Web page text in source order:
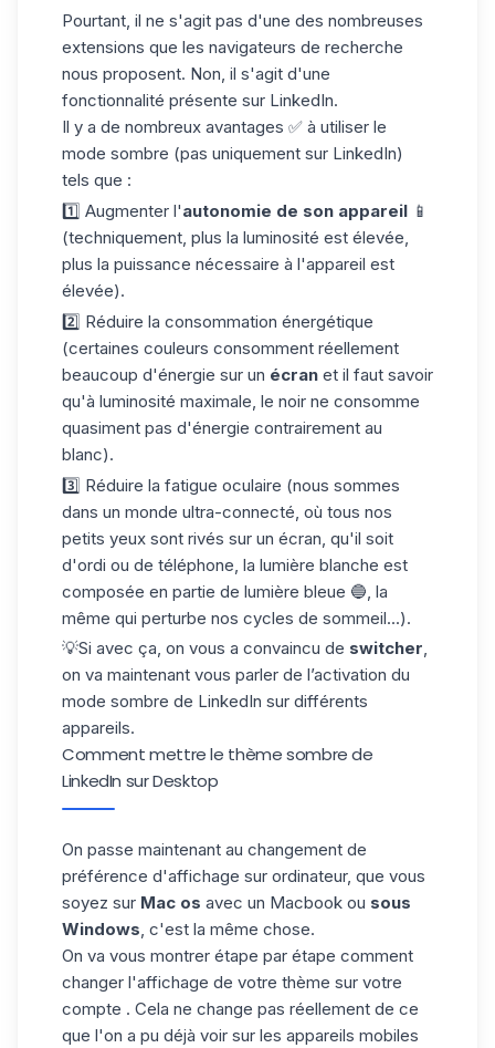
Pourtant, il ne s'agit pas d'une des nombreuses
extensions que les navigateurs de recherche
nous proposent. Non, il s'agit d'une
fonctionnalité présente sur LinkedIn.
Il y a de nombreux avantages ✅ à utiliser le
mode sombre (pas uniquement sur LinkedIn)
tels que :
1️⃣ Augmenter l'autonomie de son appareil 📱
(techniquement, plus la luminosité est élevée,
plus la puissance nécessaire à l'appareil est
élevée).
2️⃣ Réduire la consommation énergétique
(certaines couleurs consomment réellement
beaucoup d'énergie sur un écran et il faut savoir
qu'à luminosité maximale, le noir ne consomme
quasiment pas d'énergie contrairement au
blanc).
3️⃣ Réduire la fatigue oculaire (nous sommes
dans un monde ultra-connecté, où tous nos
petits yeux sont rivés sur un écran, qu'il soit
d'ordi ou de téléphone, la lumière blanche est
composée en partie de lumière bleue 🔵, la
même qui perturbe nos cycles de sommeil...).
💡Si avec ça, on vous a convaincu de switcher,
on va maintenant vous parler de l’activation du
mode sombre de LinkedIn sur différents
appareils.
Comment mettre le thème sombre de
LinkedIn sur Desktop
On passe maintenant au changement de
préférence d'affichage sur ordinateur, que vous
soyez sur Mac os avec un Macbook ou sous
Windows, c'est la même chose.
On va vous montrer étape par étape comment
changer l'affichage de votre thème sur votre
compte . Cela ne change pas réellement de ce
que l'on a pu déjà voir sur les appareils mobiles